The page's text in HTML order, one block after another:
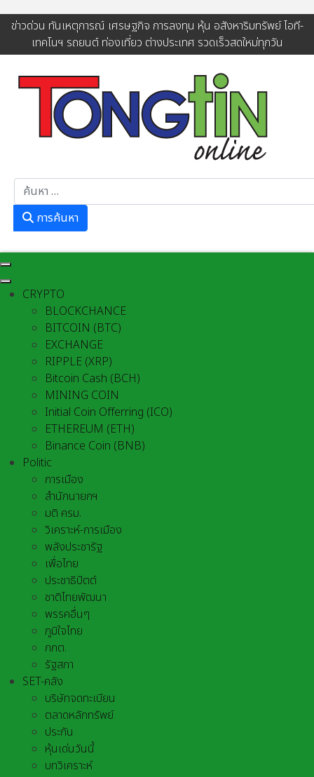
ข่าวด่วน ทันเหตุการณ์ เศรษฐกิจ การลงทุน หุ้น อสังหาริมทรัพย์ ไอที-
เทคโนฯ รถยนต์ ท่องเที่ยว ต่างประเทศ รวดเร็วสดใหม่ทุกวัน
การค้นหา
CRYPTO
BLOCKCHANCE
BITCOIN (BTC)
EXCHANGE
RIPPLE (XRP)
Bitcoin Cash (BCH)
MINING COIN
Initial Coin Offerring (ICO)
ETHEREUM (ETH)
Binance Coin (BNB)
Politic
การเมือง
สำนักนายกฯ
มติ ครม.
วิเคราะห์-การเมือง
พลังประชารัฐ
เพื่อไทย
ประชาธิปัตต์
ชาติไทยพัฒนา
พรรคอื่นๆ
ภูมิใจไทย
กกต.
รัฐสภา
SET-คลัง
บริษัทจดทะเบียน
ตลาดหลักทรัพย์
ประกัน
หุ้นเด่นวันนี้
บทวิเคราะห์